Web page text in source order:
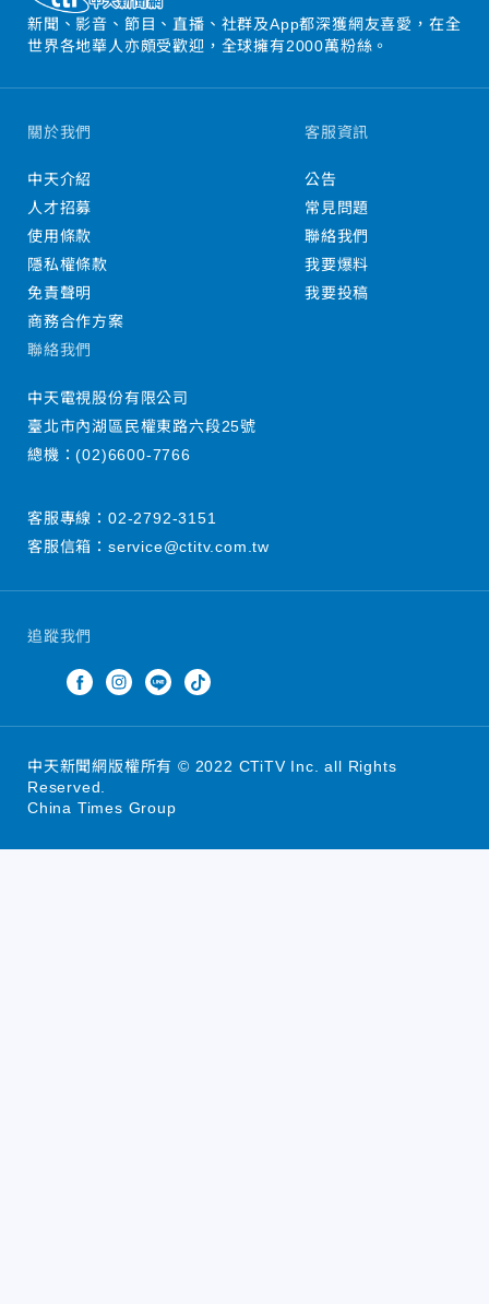
新聞、影音、節目、直播、社群及App都深獲網友喜愛，在全
世界各地華人亦頗受歡迎，全球擁有2000萬粉絲。
追蹤我們
關於我們
中天介紹
人才招募
使用條款
隱私權條款
免責聲明
商務合作方案
客服資訊
公告
常見問題
聯絡我們
我要爆料
我要投稿
聯絡我們
中天電視股份有限公司
臺北市內湖區民權東路六段25號
總機：(02)6600-7766
客服專線： 02-2792-3151
客服信箱： service@ctitv.com.tw
中天新聞網版權所有 © 2022 CTiTV Inc. all Rights
Reserved.
China Times Group